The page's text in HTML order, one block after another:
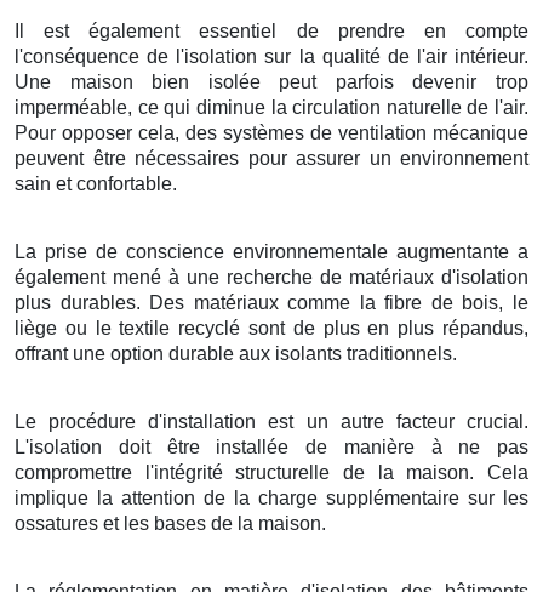
Il est également essentiel de prendre en compte
l'conséquence de l'isolation sur la qualité de l'air intérieur.
Une maison bien isolée peut parfois devenir trop
imperméable, ce qui diminue la circulation naturelle de l'air.
Pour opposer cela, des systèmes de ventilation mécanique
peuvent être nécessaires pour assurer un environnement
sain et confortable.
La prise de conscience environnementale augmentante a
également mené à une recherche de matériaux d'isolation
plus durables. Des matériaux comme la fibre de bois, le
liège ou le textile recyclé sont de plus en plus répandus,
offrant une option durable aux isolants traditionnels.
Le procédure d'installation est un autre facteur crucial.
L'isolation doit être installée de manière à ne pas
compromettre l'intégrité structurelle de la maison. Cela
implique la attention de la charge supplémentaire sur les
ossatures et les bases de la maison.